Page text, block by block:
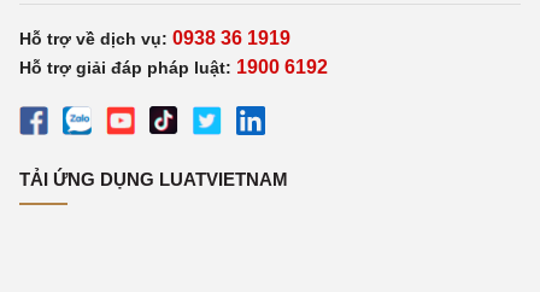
Hỗ trợ về dịch vụ: 0938 36 1919
Hỗ trợ giải đáp pháp luật: 1900 6192
TẢI ỨNG DỤNG LUATVIETNAM